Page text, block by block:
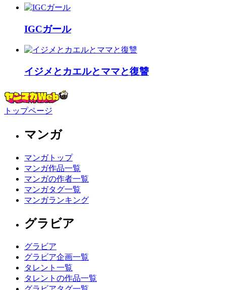
IGCガール
イジメとカエルとママと復讐
トップページ
マンガ
マンガトップ
マンガ作品一覧
マンガの作者一覧
マンガタグ一覧
マンガランキング
グラビア
グラビア
グラビア企画一覧
タレント一覧
タレントの作品一覧